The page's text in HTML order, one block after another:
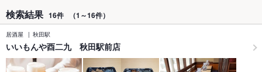
検索結果 16件 （1～16件）
居酒屋 秋田駅
いいもんや酉二九 秋田駅前店